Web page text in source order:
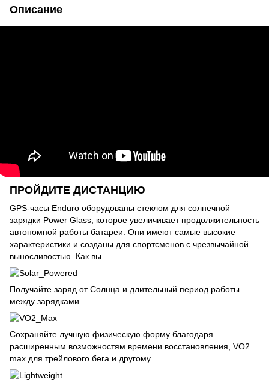
Описание
ПРОЙДИТЕ ДИСТАНЦИЮ
GPS-часы Enduro оборудованы стеклом для солнечной
зарядки Power Glass, которое увеличивает продолжительность
автономной работы батареи. Они имеют самые высокие
характеристики и созданы для спортсменов с чрезвычайной
выносливостью. Как вы.
Получайте заряд от Солнца и длительный период работы
между зарядками.
Сохраняйте лучшую физическую форму благодаря
расширенным возможностям времени восстановления, VO2
max для трейлового бега и другому.